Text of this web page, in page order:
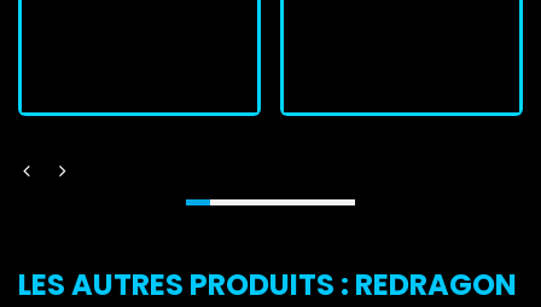
LES AUTRES PRODUITS : REDRAGON